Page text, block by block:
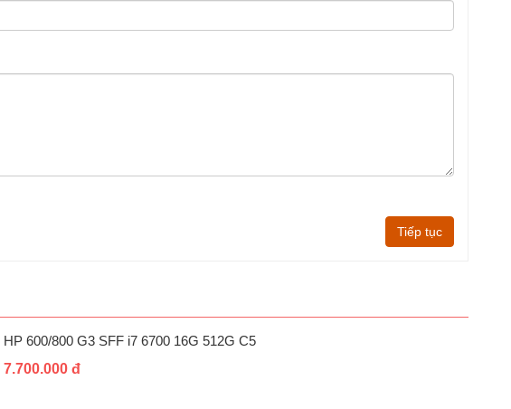
Tiếp tục
HP 600/800 G3 SFF i7 6700 16G 512G C5
7.700.000 đ